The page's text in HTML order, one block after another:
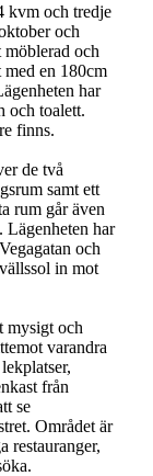
kvm och tredje
och
möblerad och
en 180cm
har
och toalett.
finns.
de två
samt ett
rum går även
har
och
in mot
mysigt och
varandra
från
se
Området är
restauranger,